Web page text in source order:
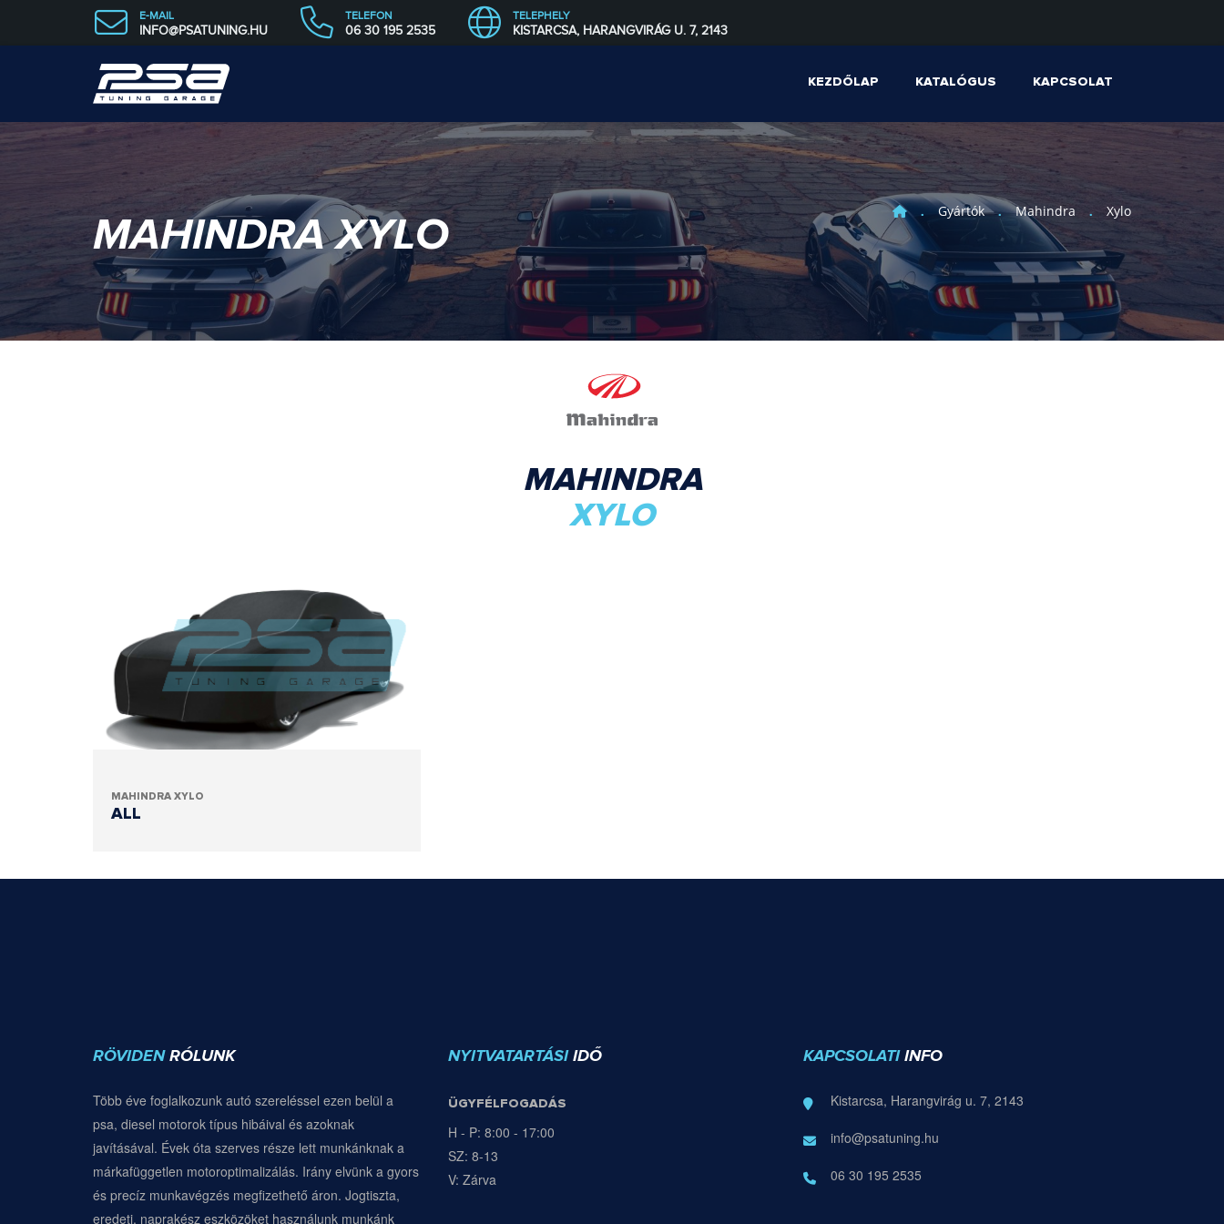
E-MAIL
INFO@PSATUNING.HU
TELEFON
06 30 195 2535
TELEPHELY
KISTARCSA, HARANGVIRÁG U. 7, 2143
KEZDŐLAP KATALÓGUS KAPCSOLAT
MAHINDRA XYLO
Gyártók Mahindra Xylo
MAHINDRA
XYLO
MAHINDRA XYLO
ALL
RÖVIDEN RÓLUNK
Több éve foglalkozunk autó szereléssel ezen belül a
psa, diesel motorok típus hibáival és azoknak
javításával. Évek óta szerves része lett munkánknak a
márkafüggetlen motoroptimalizálás. Irány elvünk a gyors
és precíz munkavégzés megfizethető áron. Jogtiszta,
eredeti, naprakész eszközöket használunk munkánk
NYITVATARTÁSI IDŐ
ÜGYFÉLFOGADÁS
H - P: 8:00 - 17:00
SZ: 8-13
V: Zárva
KAPCSOLATI INFO
Kistarcsa, Harangvirág u. 7, 2143
info@psatuning.hu
06 30 195 2535